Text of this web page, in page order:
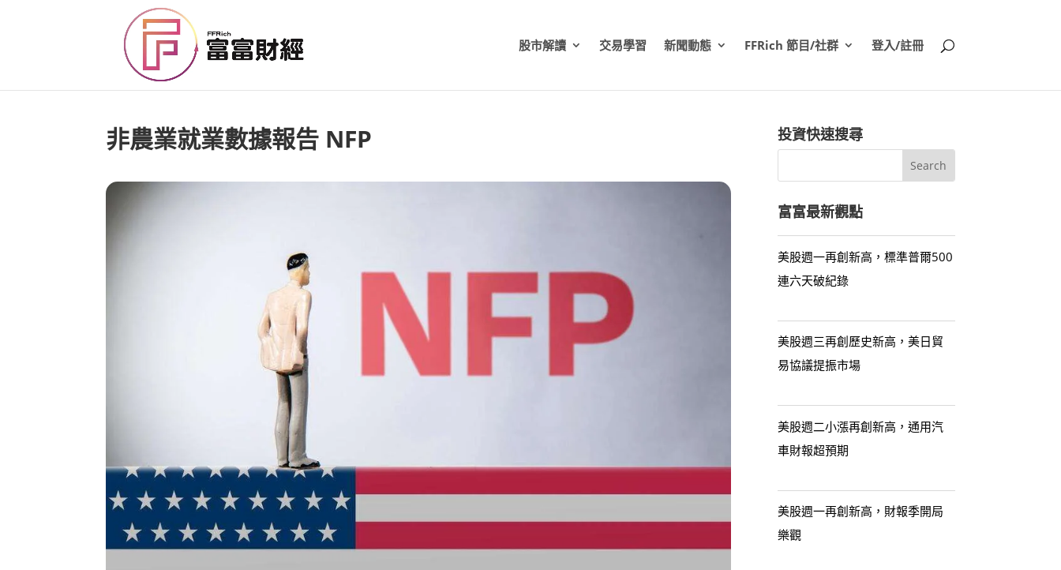
股市解讀 交易學習 新聞動態 FFRich 節目/社群 登入/註冊
非農業就業數據報告 NFP 投資快速搜尋
富富最新觀點
美股週一再創新高，標準普爾500
連六天破紀錄
美股週三再創歷史新高，美日貿
易協議提振市場
美股週二小漲再創新高，通用汽
車財報超預期
美股週一再創新高，財報季開局
樂觀